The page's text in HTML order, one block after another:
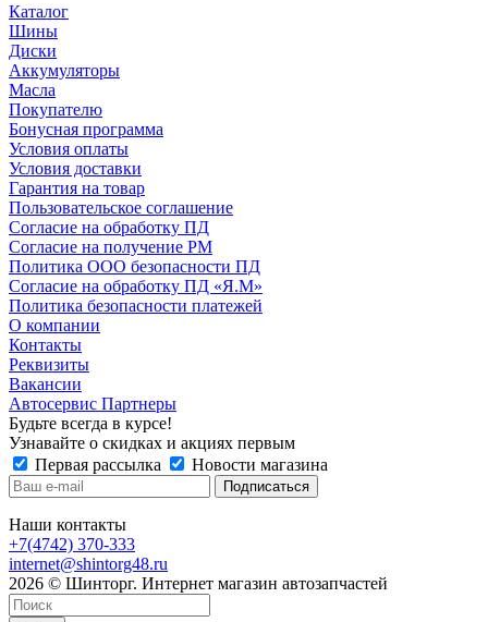
Каталог
Шины
Диски
Аккумуляторы
Масла
Покупателю
Бонусная программа
Условия оплаты
Условия доставки
Гарантия на товар
Пользовательское соглашение
Согласие на обработку ПД
Согласие на получение РМ
Политика ООО безопасности ПД
Согласие на обработку ПД «Я.М»
Политика безопасности платежей
О компании
Контакты
Реквизиты
Вакансии
Автосервис Партнеры
Будьте всегда в курсе!
Узнавайте о скидках и акциях первым
Первая рассылка
Новости магазина
Наши контакты
+7(4742) 370-333
internet@shintorg48.ru
2026 © Шинторг. Интернет магазин автозапчастей